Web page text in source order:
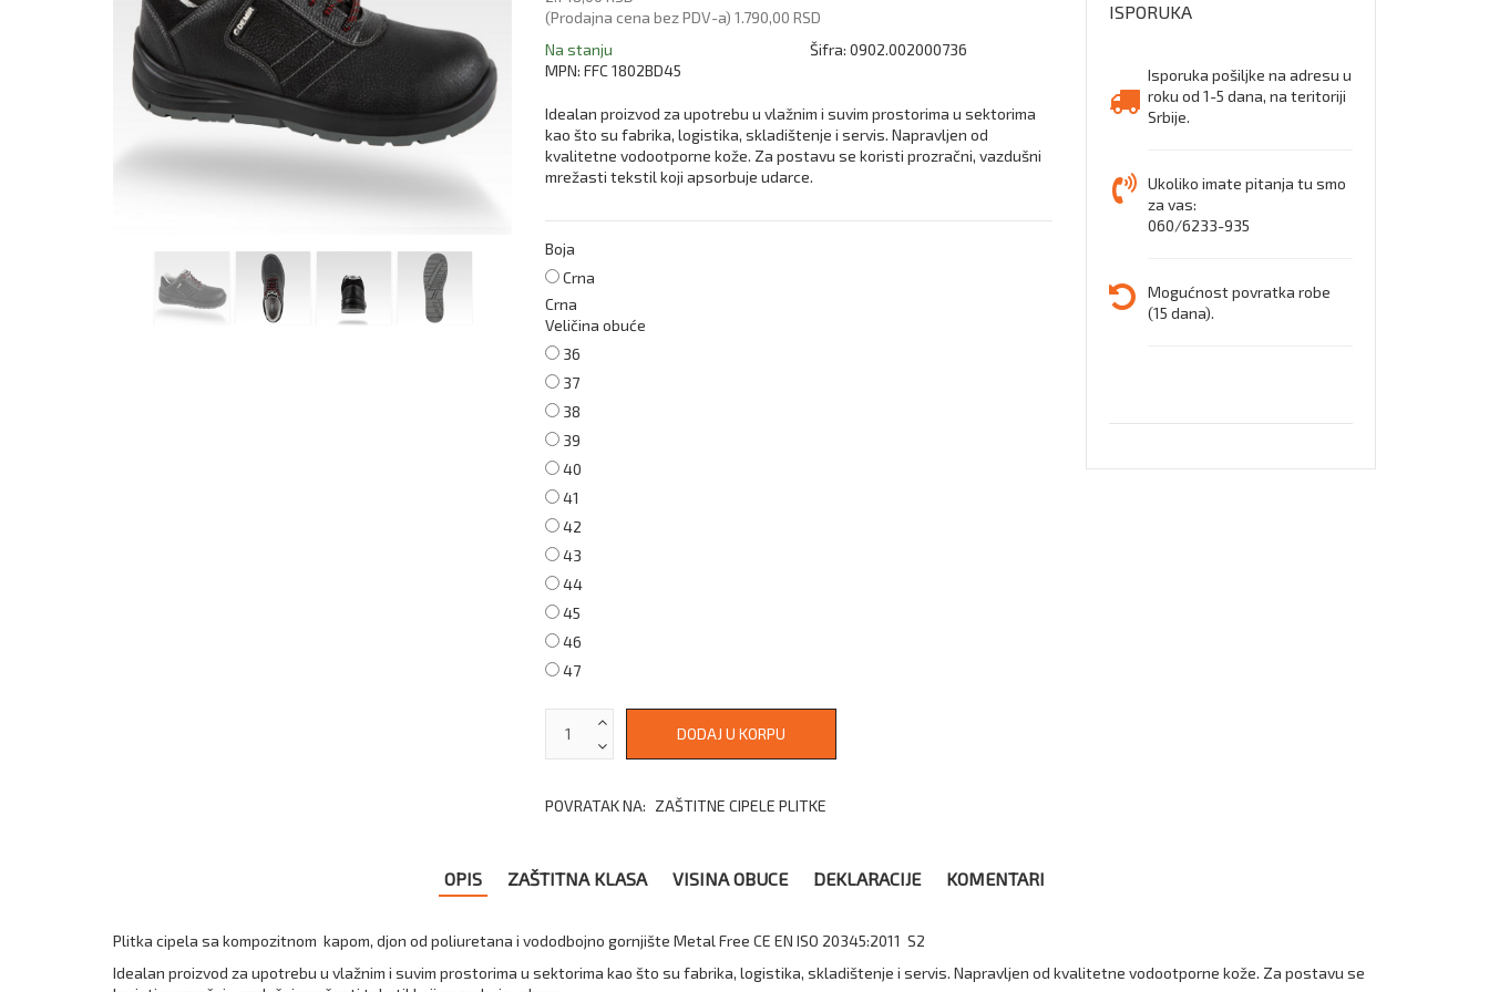
plitke
(Prodajna cena bez PDV-a) 1.790,00 RSD
Na stanju
Šifra: 0902.002000736
MPN: FFC 1802BD45
Idealan proizvod za upotrebu u vlažnim i suvim prostorima u sektorima
kao što su fabrika, logistika, skladištenje i servis. Napravljen od
kvalitetne vodootporne kože. Za postavu se koristi prozračni, vazdušni
mrežasti tekstil koji apsorbuje udarce.
Boja
Crna
Crna
Veličina obuće
36
37
38
39
40
41
42
43
44
45
46
47
POVRATAK NA: ZAŠTITNE CIPELE PLITKE
ISPORUKA
Isporuka pošiljke na adresu u
roku od 1-5 dana, na teritoriji
Srbije.
Ukoliko imate pitanja tu smo
za vas:
060/6233-935
Mogućnost povratka robe
(15 dana).
OPIS ZAŠTITNA KLASA VISINA OBUCE DEKLARACIJE KOMENTARI
Plitka cipela sa kompozitnom kapom, djon od poliuretana i vododbojno gornjište Metal Free CE EN ISO 20345:2011 S2
Idealan proizvod za upotrebu u vlažnim i suvim prostorima u sektorima kao što su fabrika, logistika, skladištenje i servis. Napravljen od kvalitetne vodootporne kože. Za postavu se